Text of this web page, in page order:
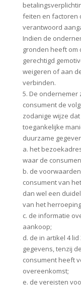
feiten en factoren
verantwoord
Indien de
gronden heeft om
gerechtigd
weigeren of aan
verbinden.
5. De ondernemer
consument de
zodanige wijze
toegankelijke
duurzame
a. het
waar de
b. de
consument van
dan wel een
van het
c. de informatie
aankoop;
d. de in artikel 4
gegevens, tenzij
consument heeft
overeenkomst;
e. de vereisten